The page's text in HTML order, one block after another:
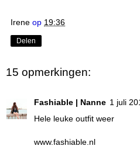
Irene op 19:36
Delen
15 opmerkingen:
Fashiable | Nanne 1 juli
Hele leuke outfit weer
www.fashiable.nl